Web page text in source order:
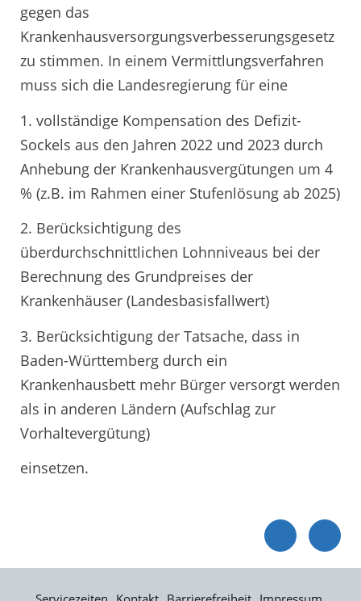
gegen das
Krankenhausversorgungsverbesserungsgesetz
zu stimmen. In einem Vermittlungsverfahren
muss sich die Landesregierung für eine
1. vollständige Kompensation des Defizit-
Sockels aus den Jahren 2022 und 2023 durch
Anhebung der Krankenhausvergütungen um 4
% (z.B. im Rahmen einer Stufenlösung ab 2025)
2. Berücksichtigung des
überdurchschnittlichen Lohnniveaus bei der
Berechnung des Grundpreises der
Krankenhäuser (Landesbasisfallwert)
3. Berücksichtigung der Tatsache, dass in
Baden-Württemberg durch ein
Krankenhausbett mehr Bürger versorgt werden
als in anderen Ländern (Aufschlag zur
Vorhaltevergütung)
einsetzen.